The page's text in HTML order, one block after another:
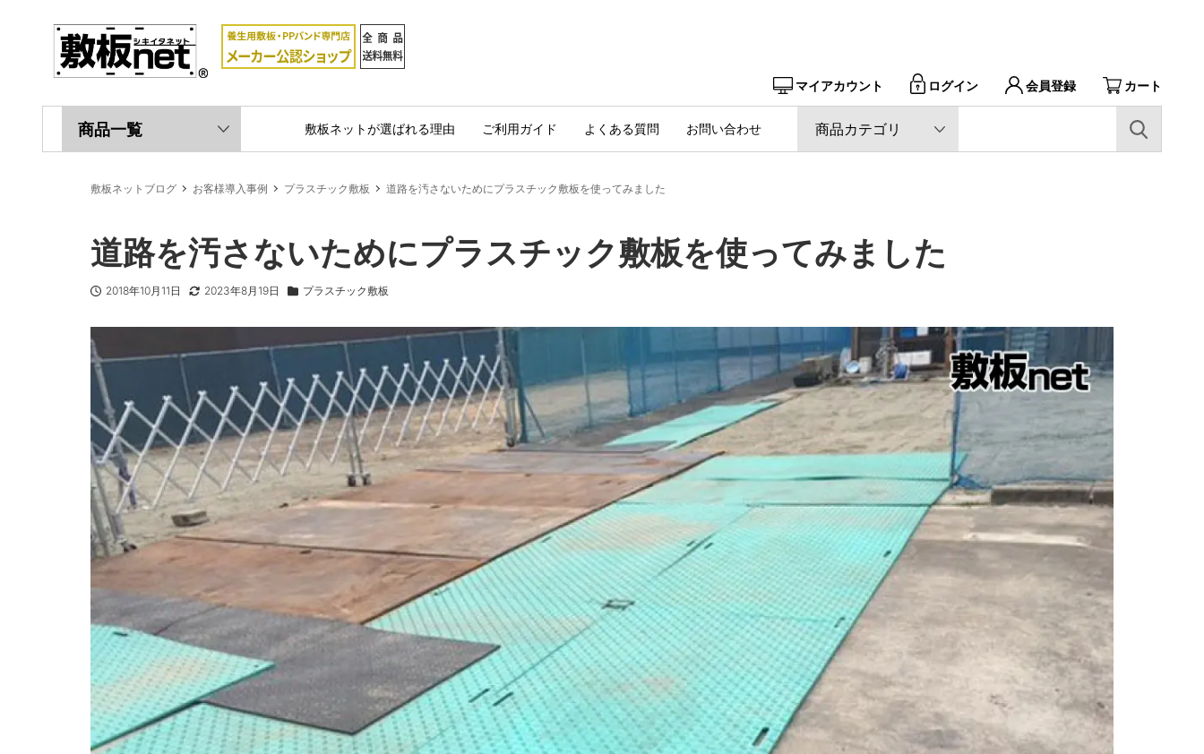
マイアカウント ログイン 会員登録 カート
商品一覧 敷板ネットが選ばれる理由 ご利用ガイド よくある質問 お問い合わせ
敷板ネットブログ お客様導入事例 プラスチック敷板 道路を汚さないためにプラスチック敷板を使ってみました
道路を汚さないためにプラスチック敷板を使ってみました
投稿日
2018年10月11日
更新日
2023年8月19日
商品
プラスチック敷板